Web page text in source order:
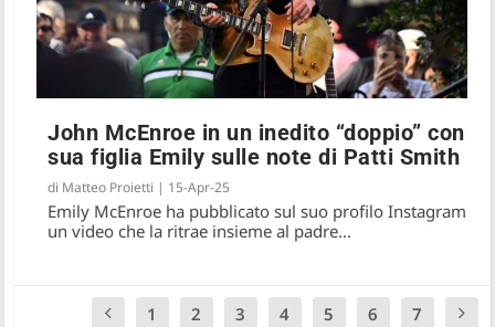
John McEnroe in un inedito “doppio” con
sua figlia Emily sulle note di Patti Smith
di Matteo Proietti | 15-Apr-25
Emily McEnroe ha pubblicato sul suo profilo Instagram
un video che la ritrae insieme al padre...
1 2 3 4 5 6 7